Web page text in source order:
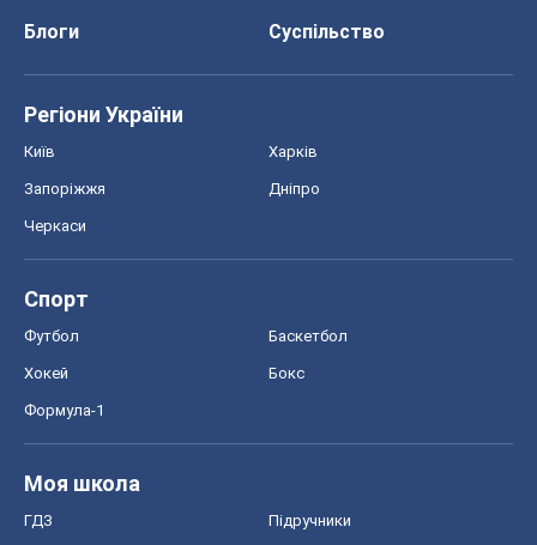
Блоги
Суспільство
Регіони України
Київ Харків
Запоріжжя Дніпро
Черкаси
Спорт
Футбол Баскетбол
Хокей Бокс
Формула-1
Моя школа
ГДЗ Підручники